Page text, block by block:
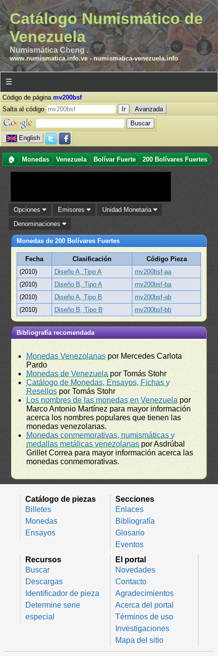
Catálogo Numismático de
Venezuela
Numismática Cheng .
www.numismatica.info.ve- numismatica-venezuela.info
☰
Código de página mv200bsf
Salta al código
Avanzada
English
🏠 Monedas Venezuela Bolívar Fuerte 200 Bolívares Fuertes
Opciones Emisores
Unidad Monetaria
Denominaciones
Monedas de 200 Bolívares Fuertes
Fecha Clasificación
Código Pieza
(2010)
Diseño A, Tipo A
mv200bsf-aa
(2010)
Diseño B, Tipo A
mv200bsf-ba
(2010)
Diseño A, Tipo B
mv200bsf-ab
(2010)
Diseño B, Tipo B mv200bsf-bb
Bibliografía recomendada
Monedas Venezolanas por Mercedes Carlota
Pardo
Monedas de Venezuela por Tomás Stohr
Catálogo de Monedas, Ensayos, Fichas y
Resellos por Tomás Stohr
Los nombres de las monedas en Venezuela por
Marco Antonio Martínez para mayor información
acerca los nombres populares que tienen las
monedas venezolanas.
Monedas conmemorativas, numismáticas y
medallas metálicas venezolanas por Asdrúbal
Grillet Correa para mayor información acerca las
monedas conmemorativas.
Catálogo de piezas
Billetes
Monedas
Ensayos
Secciones
Enlaces
Bibliografía
Glosario
Eventos
Recursos
Buscar
Descargas
Identificador de pieza
Determine serie
especial
El portal
Novedades
Contacto
Agradecimientos
Acerca del portal
Términos de uso
Investigaciones
Mapa del sitio